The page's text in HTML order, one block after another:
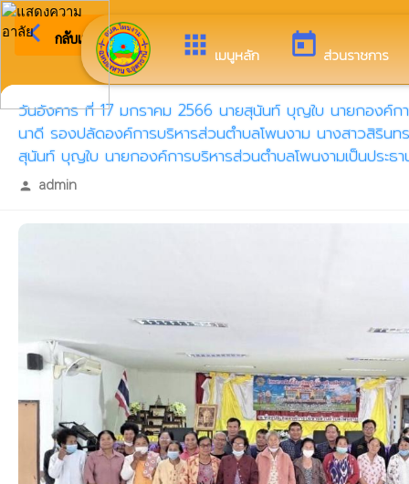
apps เมนูหลัก today ส่วนราชการ
arrow_back_ios กลับเมนูหลัก
วันอังคาร ที่ 17 มกราคม 2566 นายสุนันท์ บุญใบ นายกองค์ก
นาดี รองปลัดองค์การบริหารส่วนตำบลโพนงาม นางสาวสิริน
สุนันท์ บุญใบ นายกองค์การบริหารส่วนตำบลโพนงามเป็นประ
person admin